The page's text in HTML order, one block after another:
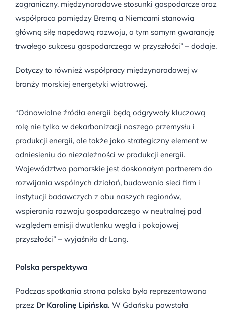
zagraniczny, międzynarodowe stosunki gospodarcze oraz
współpraca pomiędzy Bremą a Niemcami stanowią
główną siłę napędową rozwoju, a tym samym gwarancję
trwałego sukcesu gospodarczego w przyszłości” – dodaje.
Dotyczy to również współpracy międzynarodowej w
branży morskiej energetyki wiatrowej.
“Odnawialne źródła energii będą odgrywały kluczową
rolę nie tylko w dekarbonizacji naszego przemysłu i
produkcji energii, ale także jako strategiczny element w
odniesieniu do niezależności w produkcji energii.
Województwo pomorskie jest doskonałym partnerem do
rozwijania wspólnych działań, budowania sieci firm i
instytucji badawczych z obu naszych regionów,
wspierania rozwoju gospodarczego w neutralnej pod
względem emisji dwutlenku węgla i pokojowej
przyszłości” – wyjaśniła dr Lang.
Polska perspektywa
Podczas spotkania strona polska była reprezentowana
przez Dr Karolinę Lipińska. W Gdańsku powstała